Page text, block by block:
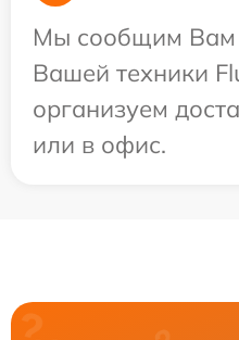
Мы сообщим Вам
Вашей техники
организуем
или в офис.